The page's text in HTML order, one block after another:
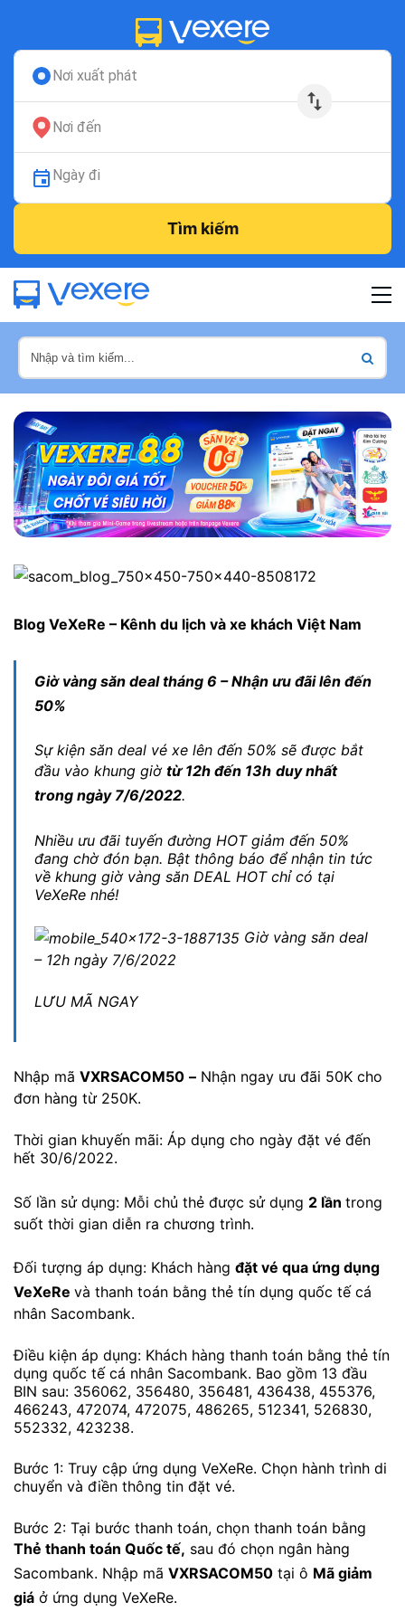
Nơi xuất phát
Nơi đến
Ngày đi
Tìm kiếm
Blog VeXeRe – Kênh du lịch và xe khách Việt Nam
Giờ vàng săn deal tháng 6 – Nhận ưu đãi lên đến
50%
Sự kiện săn deal vé xe lên đến 50% sẽ được bắt
đầu vào khung giờ từ 12h đến 13h duy nhất
trong ngày 7/6/2022.
Nhiều ưu đãi tuyến đường HOT giảm đến 50%
đang chờ đón bạn. Bật thông báo để nhận tin tức
về khung giờ vàng săn DEAL HOT chỉ có tại
VeXeRe nhé!
Giờ vàng săn deal
– 12h ngày 7/6/2022
LƯU MÃ NGAY
Nhập mã VXRSACOM50 – Nhận ngay ưu đãi 50K cho
đơn hàng từ 250K.
Thời gian khuyến mãi: Áp dụng cho ngày đặt vé đến
hết 30/6/2022.
Số lần sử dụng: Mỗi chủ thẻ được sử dụng 2 lần trong
suốt thời gian diễn ra chương trình.
Đối tượng áp dụng: Khách hàng đặt vé qua ứng dụng
VeXeRe và thanh toán bằng thẻ tín dụng quốc tế cá
nhân Sacombank.
Điều kiện áp dụng: Khách hàng thanh toán bằng thẻ tín
dụng quốc tế cá nhân Sacombank. Bao gồm 13 đầu
BIN sau: 356062, 356480, 356481, 436438, 455376,
466243, 472074, 472075, 486265, 512341, 526830,
552332, 423238.
Bước 1: Truy cập ứng dụng VeXeRe. Chọn hành trình di
chuyển và điền thông tin đặt vé.
Bước 2: Tại bước thanh toán, chọn thanh toán bằng
Thẻ thanh toán Quốc tế, sau đó chọn ngân hàng
Sacombank. Nhập mã VXRSACOM50 tại ô Mã giảm
giá ở ứng dụng VeXeRe.